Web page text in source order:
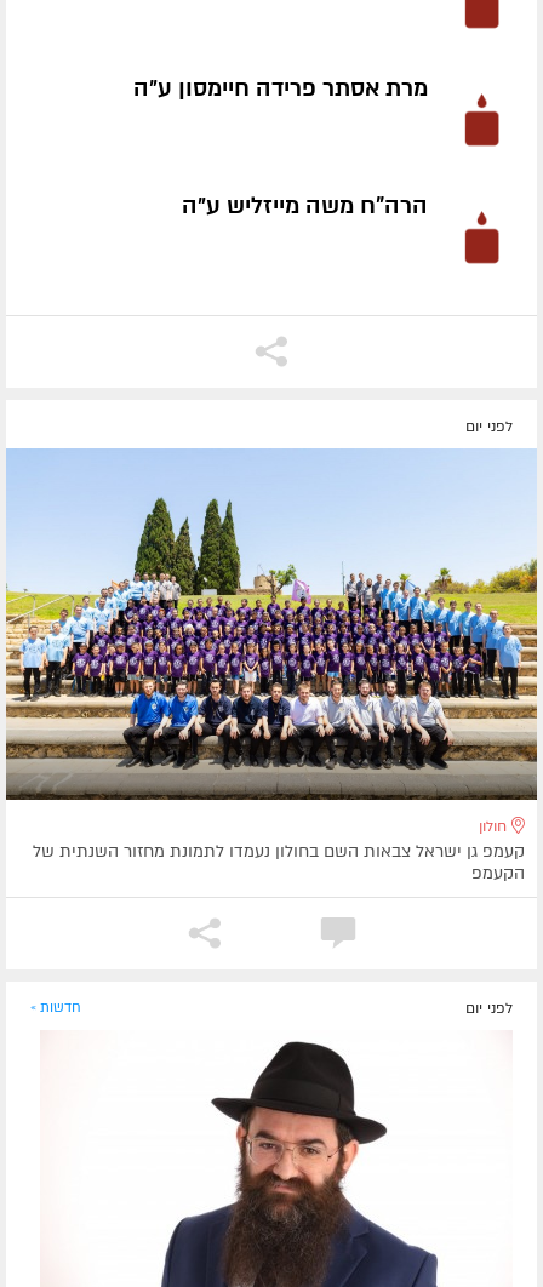
מרת אסתר פרידה חיימסון ע״ה
הרה"ח משה מייזליש ע״ה
לפני יום
חולון
קעמפ גן ישראל צבאות השם בחולון נעמדו לתמונת מחזור השנתית של
הקעמפ
לפני יום חדשות »